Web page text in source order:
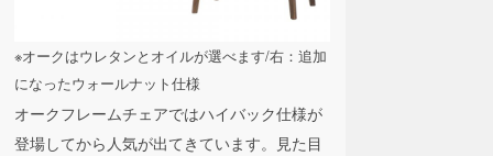
※オークはウレタンとオイルが選べます/右：追加
になったウォールナット仕様
オークフレームチェアではハイバック仕様が
登場してから人気が出てきています。見た目